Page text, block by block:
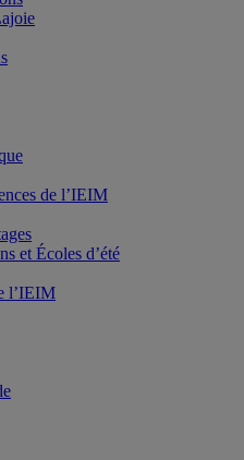
de l’IEIM
et Écoles d’été
l’IEIM